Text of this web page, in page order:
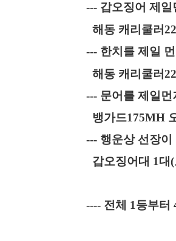
--- 갑오징어 제
해동 캐리쿨러22
--- 한치를 제일
해동 캐리쿨러22
--- 문어를 제일
뱅가드175MH
--- 행운상 선장
갑오징어대 1대
---- 전체 1등부터